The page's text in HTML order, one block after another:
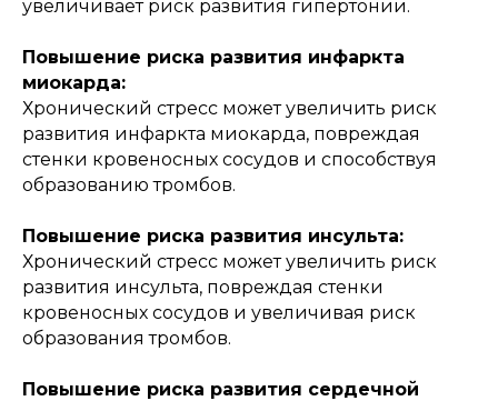
увеличивает риск развития гипертонии.
Повышение риска развития инфаркта
миокарда:
Хронический стресс может увеличить риск
развития инфаркта миокарда, повреждая
стенки кровеносных сосудов и способствуя
образованию тромбов.
Повышение риска развития инсульта:
Хронический стресс может увеличить риск
развития инсульта, повреждая стенки
кровеносных сосудов и увеличивая риск
образования тромбов.
Повышение риска развития сердечной